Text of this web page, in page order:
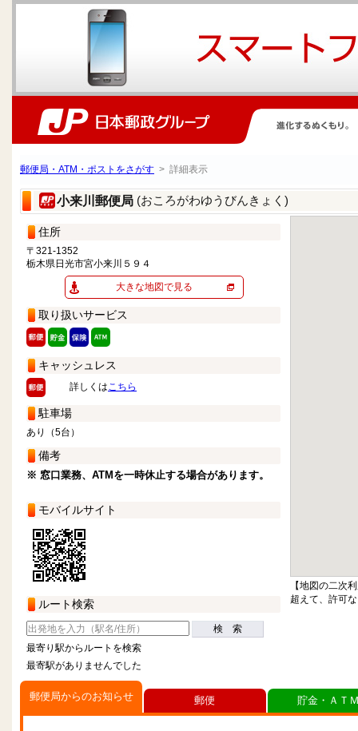
郵便局・ATM・ポストをさがす > 詳細表示
小来川郵便局 (おころがわゆうびんきょく)
住所
〒321-1352
栃木県日光市宮小来川５９４
大きな地図で見る
取り扱いサービス
キャッシュレス
詳しくはこちら
駐車場
あり（5台）
備考
※ 窓口業務、ATMを一時休止する場合があります。
モバイルサイト
ルート検索
検 索
最寄り駅からルートを検索
最寄駅がありませんでした
【地図の二次
超えて、許可
郵便局からのお知らせ 郵便 貯金・ＡＴ